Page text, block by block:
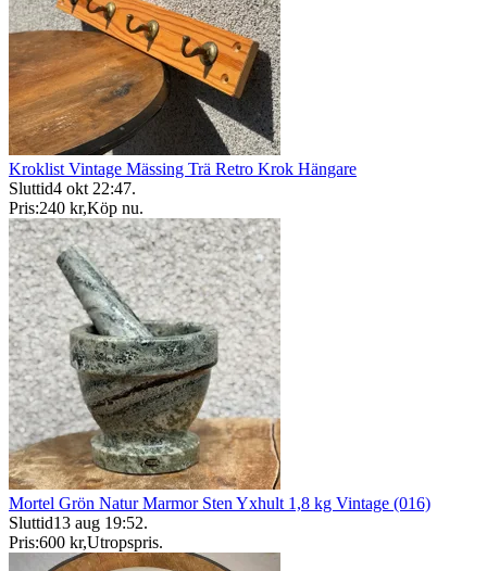
Kroklist Vintage Mässing Trä Retro Krok Hängare
Sluttid4 okt 22:47.
Pris:240 kr,Köp nu.
Mortel Grön Natur Marmor Sten Yxhult 1,8 kg Vintage (016)
Sluttid13 aug 19:52.
Pris:600 kr,Utropspris.